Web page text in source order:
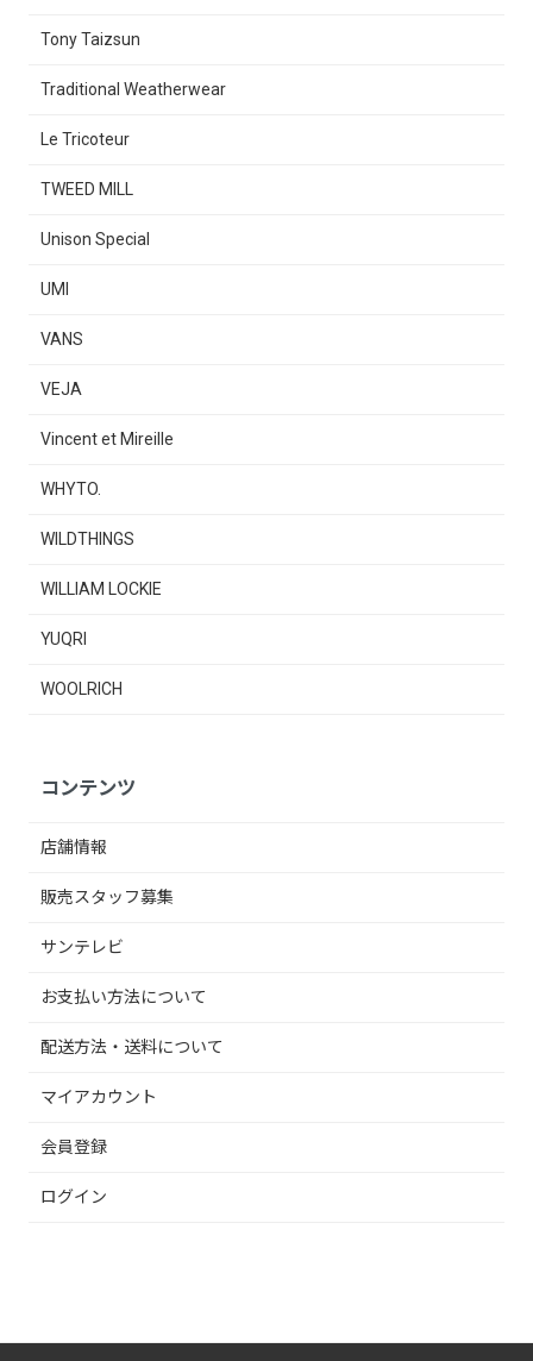
Tony Taizsun
Traditional Weatherwear
Le Tricoteur
TWEED MILL
Unison Special
UMI
VANS
VEJA
Vincent et Mireille
WHYTO.
WILDTHINGS
WILLIAM LOCKIE
YUQRI
WOOLRICH
コンテンツ
店舗情報
販売スタッフ募集
サンテレビ
お支払い方法について
配送方法・送料について
マイアカウント
会員登録
ログイン